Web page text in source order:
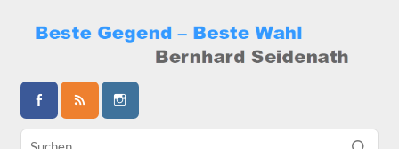
content
Bernhard Seidenath